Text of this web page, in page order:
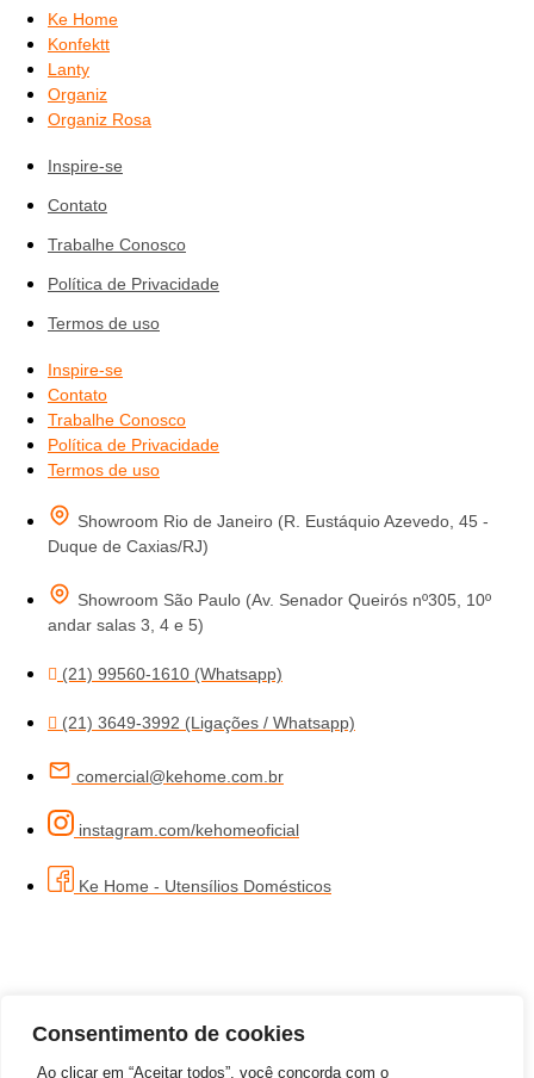
Consentimento de cookies
Ao clicar em “Aceitar todos”, você concorda com o
Ke Home
Konfektt
Lanty
Organiz
Organiz Rosa
Inspire-se
Contato
Trabalhe Conosco
Política de Privacidade
Termos de uso
Inspire-se
Contato
Trabalhe Conosco
Política de Privacidade
Termos de uso
Showroom Rio de Janeiro (R. Eustáquio Azevedo, 45 -
Duque de Caxias/RJ)
Showroom São Paulo (Av. Senador Queirós nº305, 10º
andar salas 3, 4 e 5)
(21) 99560-1610 (Whatsapp)
(21) 3649-3992 (Ligações / Whatsapp)
comercial@kehome.com.br
instagram.com/kehomeoficial
Ke Home - Utensílios Domésticos